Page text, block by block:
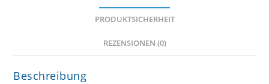
PRODUKTSICHERHEIT
REZENSIONEN (0)
Beschreibung